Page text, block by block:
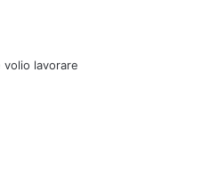
lavorare